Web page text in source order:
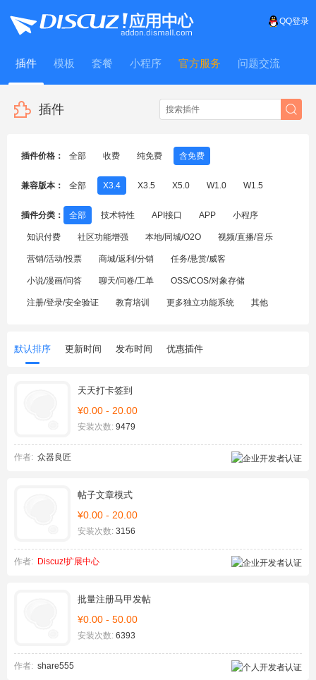
QQ登录
插件 模板 套餐 小程序 官方服务 问题交流
WitFrame
插件
插件价格： 全部 收费 纯免费 含免费
兼容版本： 全部 X3.4 X3.5 X5.0 W1.0 W1.5
插件分类： 全部 技术特性 API接口 APP 小程序
知识付费 社区功能增强 本地/同城/O2O 视频/直播/音乐
营销/活动/投票 商城/返利/分销 任务/悬赏/威客
小说/漫画/问答 聊天/问卷/工单 OSS/COS/对象存储
注册/登录/安全验证 教育培训 更多独立功能系统 其他
默认排序 更新时间 发布时间 优惠插件
天天打卡签到
¥0.00 - 20.00
安装次数: 9479
作者: 众器良匠
帖子文章模式
¥0.00 - 20.00
安装次数: 3156
作者: Discuz!扩展中心
批量注册马甲发帖
¥0.00 - 50.00
安装次数: 6393
作者: share555